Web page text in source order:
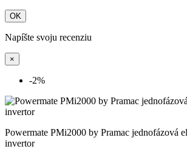
OK
Napíšte svoju recenziu
×
-2%
Powermate PMi2000 by Pramac jednofázová
invertor